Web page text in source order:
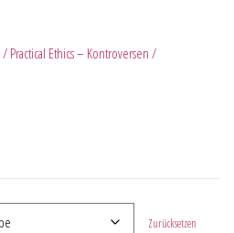
Practical Ethics – Kontroversen /
Zurücksetzen